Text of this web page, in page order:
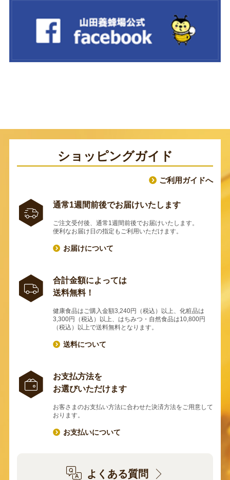
ショッピングガイド
ご利用ガイドへ
通常1週間前後でお届けいたします
ご注文受付後、通常1週間前後でお届けいたします。
便利なお届け日の指定もご利用いただけます。
お届けについて
合計金額によっては
送料無料！
健康食品はご購入金額3,240円（税込）以上、化粧品は
3,300円（税込）以上、はちみつ・自然食品は10,800円
（税込）以上で送料無料となります。
送料について
お支払方法を
お選びいただけます
お客さまのお支払い方法に合わせた決済方法をご用意して
おります。
お支払いについて
よくある質問